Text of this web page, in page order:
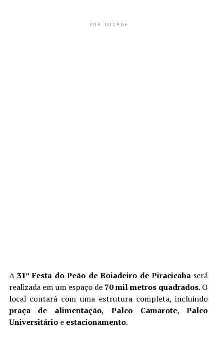
PUBLICIDADE
A 31ª Festa do Peão de Boiadeiro de Piracicabaserá
realizada em um espaço de70 mil metros quadrados. O
local contará com uma estrutura completa, incluindo
praça de alimentação, Palco Camarote,Palco
Universitárioe estacionamento.